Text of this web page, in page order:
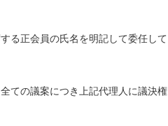
る正会員の氏名を明記して委任して
ての議案につき上記代理人に議決権